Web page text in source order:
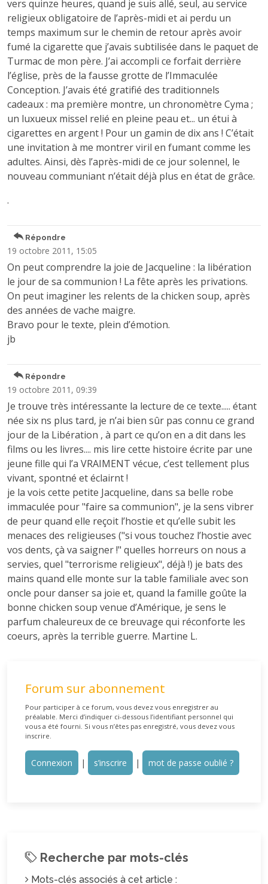
vers quinze heures, quand je suis allé, seul, au service
religieux obligatoire de l’après-midi et ai perdu un
temps maximum sur le chemin de retour après avoir
fumé la cigarette que j’avais subtilisée dans le paquet de
Turmac de mon père. J’ai accompli ce forfait derrière
l’église, près de la fausse grotte de l’Immaculée
Conception. J’avais été gratifié des traditionnels
cadeaux : ma première montre, un chronomètre Cyma ;
un luxueux missel relié en pleine peau et... un étui à
cigarettes en argent ! Pour un gamin de dix ans ! C’était
une invitation à me montrer viril en fumant comme les
adultes. Ainsi, dès l’après-midi de ce jour solennel, le
nouveau communiant n’était déjà plus en état de grâce.
.
Répondre
19 octobre 2011, 15:05
On peut comprendre la joie de Jacqueline : la libération
le jour de sa communion ! La fête après les privations.
On peut imaginer les relents de la chicken soup, après
des années de vache maigre.
Bravo pour le texte, plein d’émotion.
jb
Répondre
19 octobre 2011, 09:39
Je trouve très intéressante la lecture de ce texte..... étant
née six ns plus tard, je n’ai bien sûr pas connu ce grand
jour de la Libération , à part ce qu’on en a dit dans les
films ou les livres.... mis lire cette histoire écrite par une
jeune fille qui l’a VRAIMENT vécue, c’est tellement plus
vivant, spontné et éclairnt !
je la vois cette petite Jacqueline, dans sa belle robe
immaculée pour "faire sa communion", je la sens vibrer
de peur quand elle reçoit l’hostie et qu’elle subit les
menaces des religieuses ("si vous touchez l’hostie avec
vos dents, çà va saigner !" quelles horreurs on nous a
servies, quel "terrorisme religieux", déjà !) je bats des
mains quand elle monte sur la table familiale avec son
oncle pour danser sa joie et, quand la famille goûte la
bonne chicken soup venue d’Amérique, je sens le
parfum chaleureux de ce breuvage qui réconforte les
coeurs, après la terrible guerre. Martine L.
Forum sur abonnement
Pour participer à ce forum, vous devez vous enregistrer au
préalable. Merci d’indiquer ci-dessous l’identifiant personnel qui
vous a été fourni. Si vous n’êtes pas enregistré, vous devez vous
inscrire.
Connexion | s’inscrire | mot de passe oublié ?
Recherche par mots-clés
Mots-clés associés à cet article :